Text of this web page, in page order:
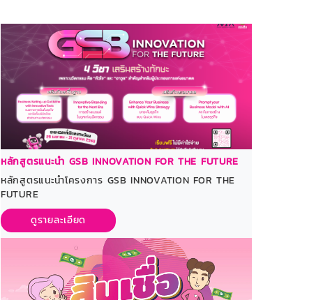
หลักสูตรแนะนำ GSB INNOVATION FOR THE FUTURE
หลักสูตรแนะนำโครงการ GSB INNOVATION FOR THE
FUTURE
ดูรายละเอียด